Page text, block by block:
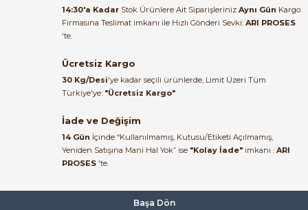
alakası için teşekkür ederim
muhammed demirci |
Ürün elime eksiksiz ve hasarsız
ulaştı. Paketleme özenliydi,
Kemal Toktaş | 20/06/2026
problemsiz geçti.
14:30'a Kadar Stok Ürünlere Ait Siparişleriniz Aynı Gün Kargo
Firmasına Teslimat imkanı ile Hızlı Gönderi Sevki: ARI PROSES
'te.
Ücretsiz Kargo
30 Kg/Desi'ye kadar seçili ürünlerde, Limit Üzeri Tüm
Türkiye'ye: "Ücretsiz Kargo"
İade ve Değişim
14 Gün İçinde “Kullanılmamış, Kutusu/Etiketi Açılmamış,
Yeniden Satışına Mani Hal Yok” ise "Kolay İade" imkanı : ARI
PROSES 'te.
Başa Dön